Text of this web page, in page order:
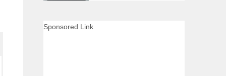
Sponsored Link